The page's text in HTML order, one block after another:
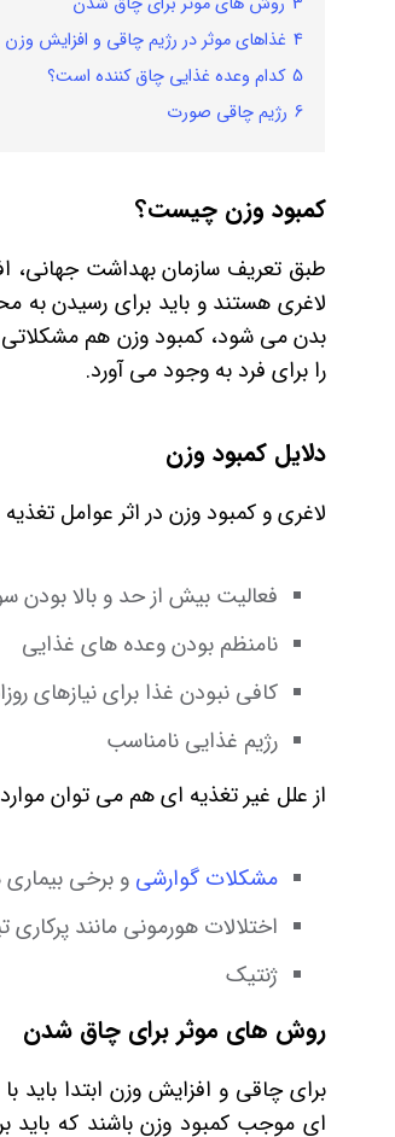
4 غذاهای موثر در رژیم چاقی و افزایش وزن
5 کدام وعده غذایی چاق کننده است؟
6 رژیم چاقی صورت
کمبود وزن چیست؟
لاغری هستند و باید برای رسیدن به
بدن می شود، کمبود وزن هم
را برای فرد به وجود می آورد.
دلایل کمبود وزن
لاغری و کمبود وزن در اثر عوامل
فعالیت بیش از حد و بالا
نامنظم بودن وعده های غذایی
کافی نبودن غذا برای نیازهای
رژیم غذایی نامناسب
از علل غیر تغذیه ای هم می توان موارد
مشکلات گوارشی و برخی
اختلالات هورمونی مانند پرکاری
ژنتیک
روش های موثر برای چاق شدن
برای چاقی و افزایش وزن ابتدا
ای موجب کمبود وزن باشند که باید